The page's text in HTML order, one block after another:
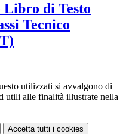
di Testo
Tecnico
utilizzati si avvalgono di
utili alle finalità illustrate nella
Accetta tutti i cookies